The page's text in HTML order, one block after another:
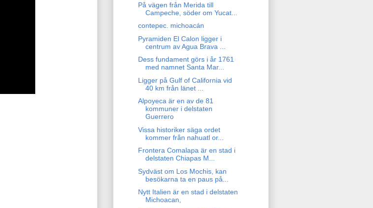
På vägen från Merida till
Campeche, söder om Yucat...
contepec. michoacán
Pyramiden El Calon ligger i
centrum av Agua Brava ...
Dess fundament görs i år 1761
med namnet Santa Mar...
Ligger på Gulf of California vid
40 km från länet ...
Alpoyeca är en av de 81
kommuner i delstaten
Guerrero
Vissa historiker säga ordet
kommer från nahuatl or...
Frontera Comalapa är en stad i
delstaten Chiapas M...
Sydväst om Los Mochis, kan
besökarna ta en paus på...
Nytt Italien är en stad i delstaten
Michoacan,